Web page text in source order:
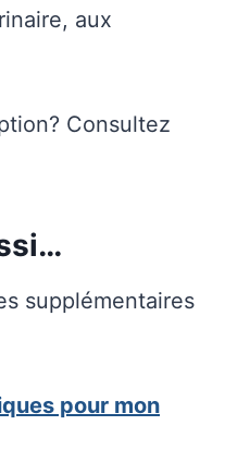
aux
Consultez
supplémentaires
pour mon